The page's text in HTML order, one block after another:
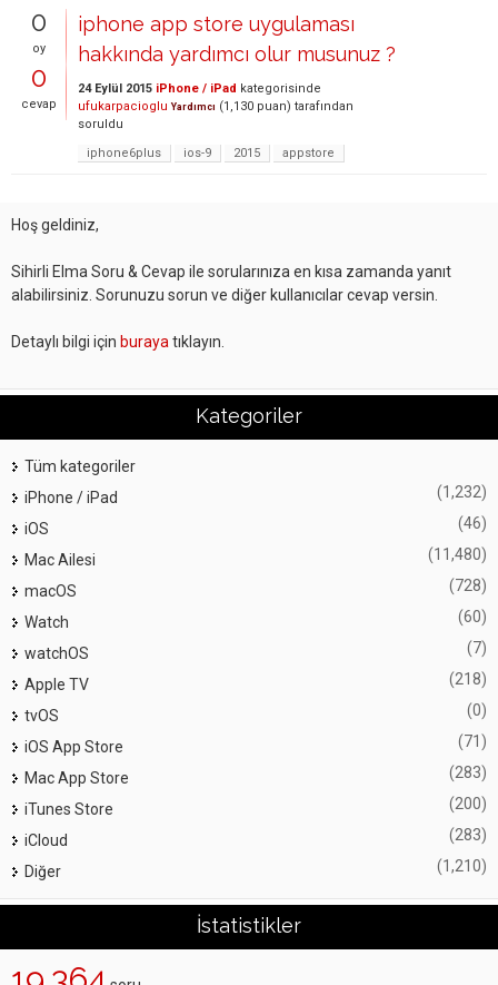
0
oy
0
cevap
iphone app store uygulaması
hakkında yardımcı olur musunuz ?
24 Eylül 2015 iPhone / iPad kategorisinde
ufukarpacioglu Yardımcı (1,130 puan) tarafından
soruldu
iphone6plus
ios-9 2015 appstore
Hoş geldiniz,
Sihirli Elma Soru & Cevap ile sorularınıza en kısa zamanda yanıt
alabilirsiniz. Sorunuzu sorun ve diğer kullanıcılar cevap versin.
Detaylı bilgi için buraya tıklayın.
Kategoriler
Tüm kategoriler
iPhone / iPad
(1,232)
iOS (46)
Mac Ailesi (11,480)
macOS (728)
Watch (60)
watchOS (7)
Apple TV (218)
tvOS (0)
iOS App Store (71)
Mac App Store (283)
iTunes Store (200)
iCloud (283)
Diğer (1,210)
İstatistikler